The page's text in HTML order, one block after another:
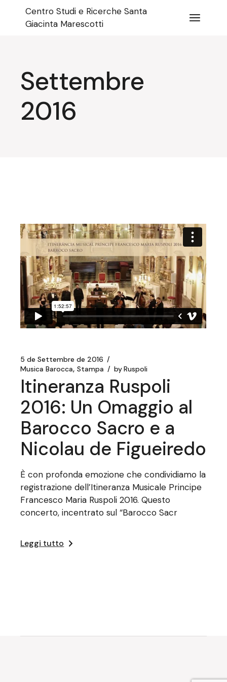
Centro Studi e Ricerche Santa
Giacinta Marescotti
Settembre
2016
5 de Settembre de 2016
Musica Barocca Stampa byRuspoli
Itineranza Ruspoli
2016: Un Omaggio al
Barocco Sacro e a
Nicolau de Figueiredo
È con profonda emozione che condividiamo la
registrazione dell’Itineranza Musicale Principe
Francesco Maria Ruspoli 2016. Questo
concerto, incentrato sul “Barocco Sacr
Leggi tutto